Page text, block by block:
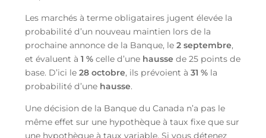
Les marchés à terme obligataires jugent élevée la
probabilité d’un nouveau maintien lors de la
prochaine annonce de la Banque, le 2 septembre,
et évaluent à 1 %celle d’une hausse de 25 points de
base. D’ici le 28 octobre, ils prévoient à 31 %la
probabilité d’une hausse.
Une décision de la Banque du Canada n’a pas le
même effet sur une hypothèque à taux fixe que sur